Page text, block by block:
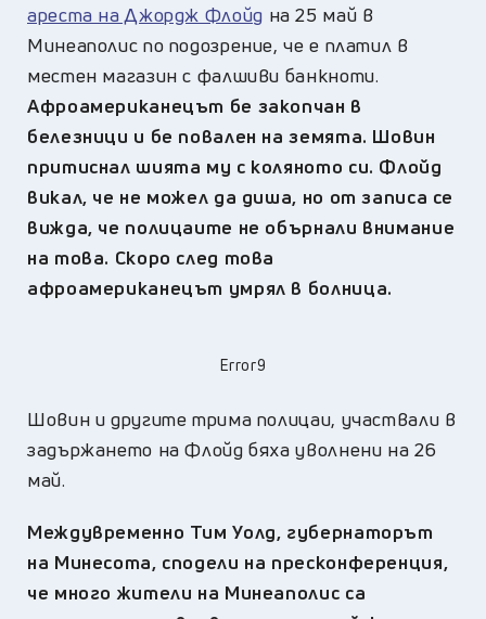
ареста на Джордж Флойд на 25 май в
Минеаполис по подозрение, че е платил в
местен магазин с фалшиви банкноти.
Афроамериканецът бе закопчан в
белезници и бе повален на земята. Шовин
притиснал шията му с коляното си. Флойд
викал, че не можел да диша, но от записа се
вижда, че полицаите не обърнали внимание
на това. Скоро след това
афроамериканецът умрял в болница.
Error9
Шовин и другите трима полицаи, участвали в
задържането на Флойд бяха уволнени на 26
май.
Междувременно Тим Уолд, губернаторът
на Минесота, сподели на пресконференция,
че много жители на Минеаполис са